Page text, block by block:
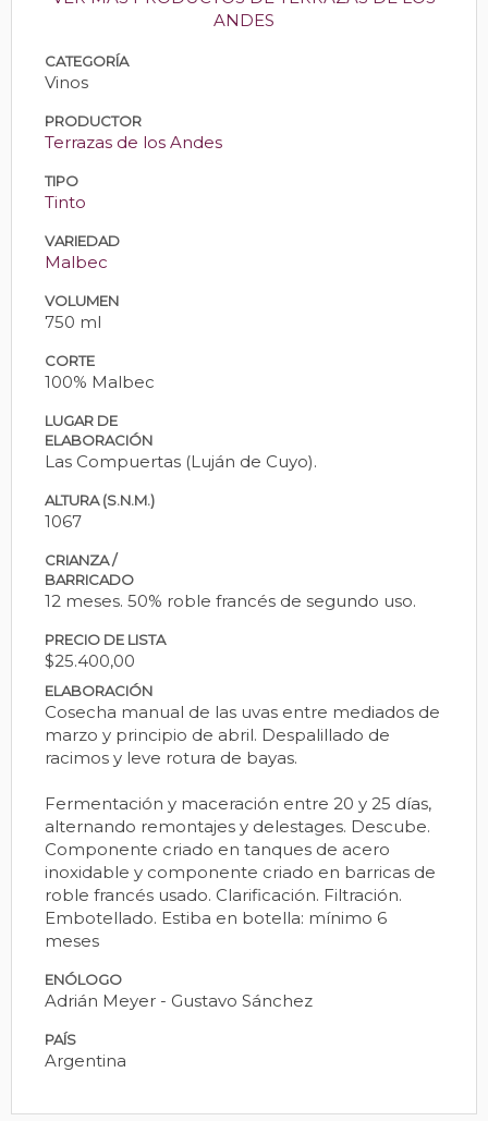
ANDES
CATEGORÍA
Vinos
PRODUCTOR
Terrazas de los Andes
TIPO
Tinto
VARIEDAD
Malbec
VOLUMEN
750 ml
CORTE
100% Malbec
LUGAR DE
ELABORACIÓN
Las Compuertas (Luján de Cuyo).
ALTURA (S.N.M.)
1067
CRIANZA /
BARRICADO
12 meses. 50% roble francés de segundo uso.
PRECIO DE LISTA
$25.400,00
ELABORACIÓN
Cosecha manual de las uvas entre mediados de
marzo y principio de abril. Despalillado de
racimos y leve rotura de bayas.
Fermentación y maceración entre 20 y 25 días,
alternando remontajes y delestages. Descube.
Componente criado en tanques de acero
inoxidable y componente criado en barricas de
roble francés usado. Clarificación. Filtración.
Embotellado. Estiba en botella: mínimo 6
meses
ENÓLOGO
Adrián Meyer - Gustavo Sánchez
PAÍS
Argentina